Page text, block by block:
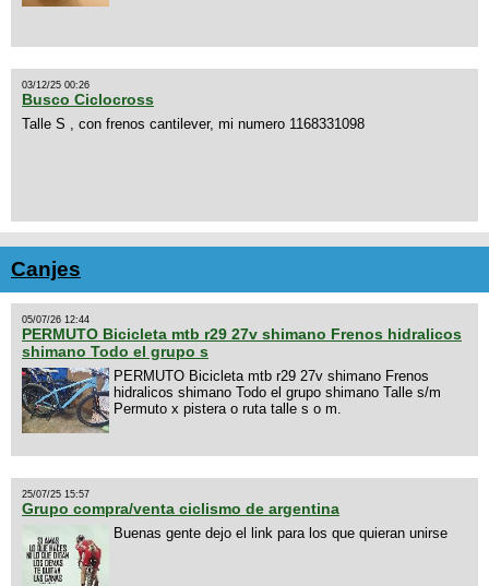
03/12/25 00:26
Busco Ciclocross
Talle S , con frenos cantilever, mi numero 1168331098
Canjes
05/07/26 12:44
PERMUTO Bicicleta mtb r29 27v shimano Frenos hidralicos
shimano Todo el grupo s
PERMUTO Bicicleta mtb r29 27v shimano Frenos
hidralicos shimano Todo el grupo shimano Talle s/m
Permuto x pistera o ruta talle s o m.
25/07/25 15:57
Grupo compra/venta ciclismo de argentina
Buenas gente dejo el link para los que quieran unirse